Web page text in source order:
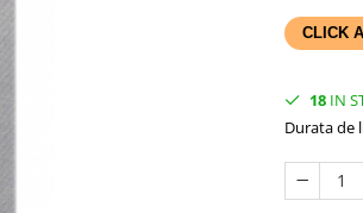
CLICK
18 IN
Durata de